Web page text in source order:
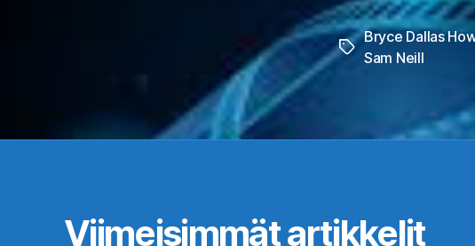
Avainsanat
Bryce Dallas
Sam Neill
Viimeisimmät artikkelit